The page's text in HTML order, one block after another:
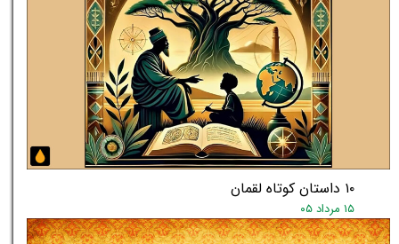
۱۰ داستان کوتاه لقمان
۱۵ مرداد ۰۵